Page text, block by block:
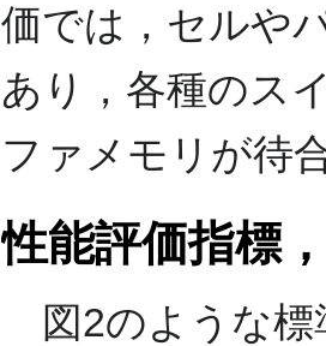
価では，セルや
あり，各種のス
ファメモリが待
性能評価指標
図2のような標